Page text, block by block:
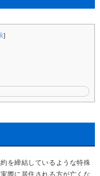
]
を締結しているような特殊
際に居住される方が亡くな